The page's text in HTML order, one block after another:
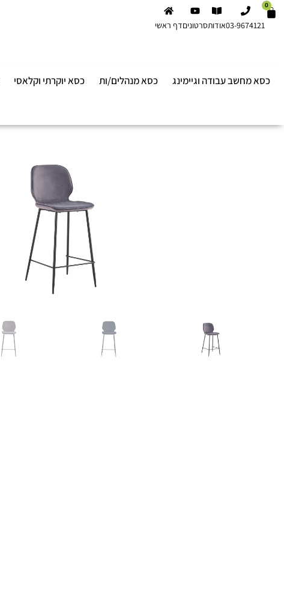
0
03-9674121אודותסרטוניםדף ראשי
כסא מחשב עבודה וגיימינג כסא מנהלים/ות כסא יוקרתי וקלאסי